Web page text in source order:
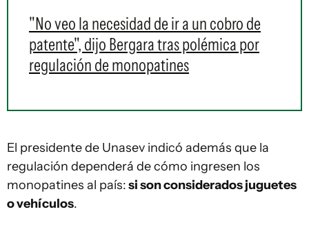
"No veo la necesidad de ir a un cobro de
patente", dijo Bergara tras polémica por
regulación de monopatines
El presidente de Unasev indicó además que la
regulación dependerá de cómo ingresen los
monopatines al país:si son considerados juguetes
o vehículos.